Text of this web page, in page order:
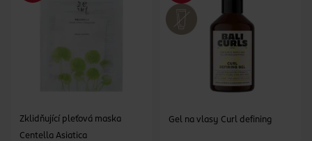
Zklidňující pleťová maska
Centella Asiatica
Gel na vlasy Curl defining